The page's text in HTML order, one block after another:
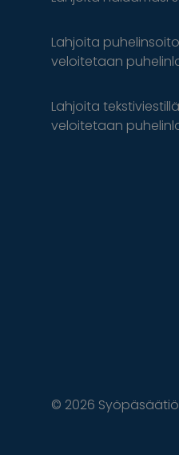
Lahjoita
veloitetaan
Lahjoita
veloitetaan
© 2026 Syöpäsäätiö